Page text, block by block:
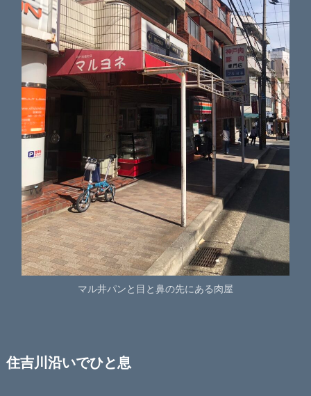
マル井パンと目と鼻の先にある肉屋
住吉川沿いでひと息